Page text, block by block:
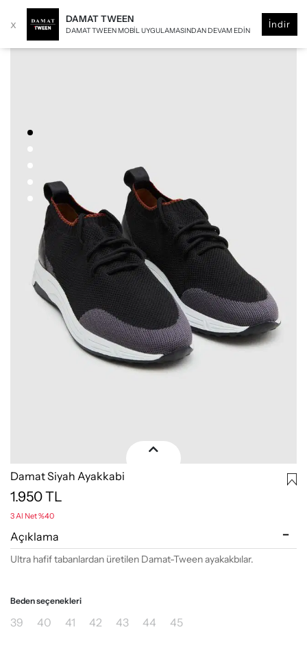
x DAMAT TWEEN
DAMAT TWEEN MOBIL UYGULAMASINDAN DEVAM EDIN
İndir
Damat Siyah Ayakkabi
1.950TL
3 Al Net %40
Açıklama
Ultra hafif tabanlardan üretilen Damat-Tween ayakakbılar.
Beden seçenekleri
39 40 41 42 43 44 45